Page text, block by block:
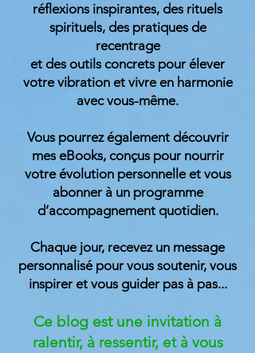
réflexions inspirantes, des rituels
spirituels, des pratiques de
recentrage
et des outils concrets pour élever
votre vibration et vivre en harmonie
avec vous-même.
Vous pourrez également découvrir
mes eBooks, conçus pour nourrir
votre évolution personnelle et vous
abonner à un programme
d’accompagnement quotidien.
Chaque jour, recevez un message
personnalisé pour vous soutenir, vous
inspirer et vous guider pas à pas...
Ce blog est une invitation à
ralentir, à ressentir, et à vous